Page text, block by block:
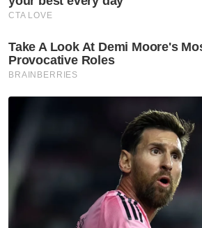
Pantai Barat dan Pantai
Projek di Pantai Barat
dan Pantai Timur
pembangunan di Barat,
projek besar di Timur
Ahmad Amzad menyeru
menggunakan angka
mengakui pembangunan
seimbang antara wilayah